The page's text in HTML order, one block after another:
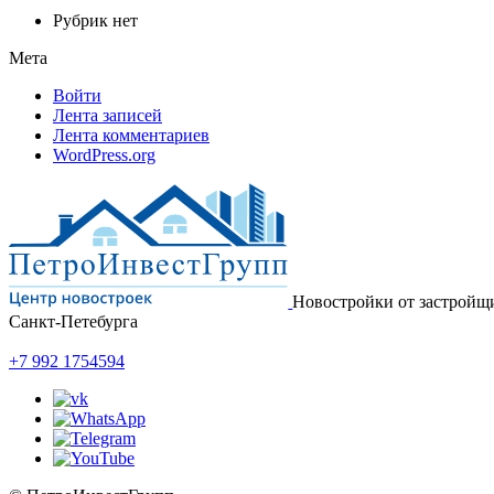
Рубрик нет
Мета
Войти
Лента записей
Лента комментариев
WordPress.org
Новостройки от
Санкт-Петебурга
+7 992 1754594